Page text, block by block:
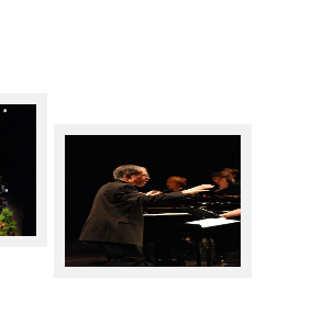
Blaise PLUMETTAZ